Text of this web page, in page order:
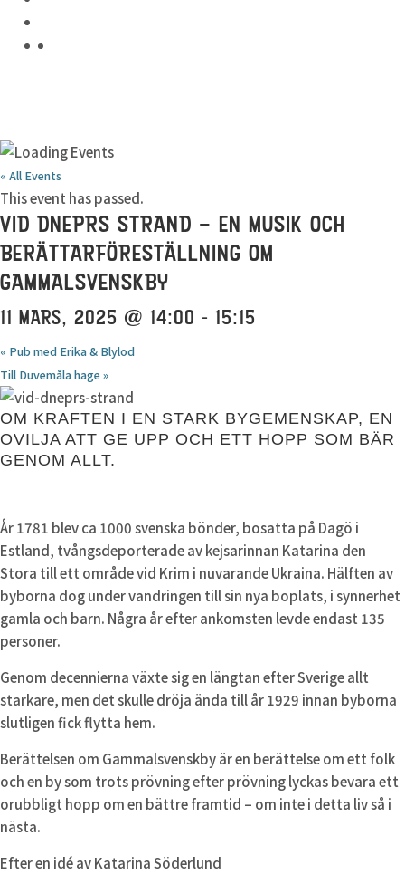
« All Events
This event has passed.
VID DNEPRS STRAND – EN MUSIK OCH
BERÄTTARFÖRESTÄLLNING OM
GAMMALSVENSKBY
11 MARS, 2025 @ 14:00 - 15:15
« Pub med Erika & Blylod
Till Duvemåla hage»
OM KRAFTEN I EN STARK BYGEMENSKAP, EN
OVILJA ATT GE UPP OCH ETT HOPP SOM BÄR
GENOM ALLT.
År 1781 blev ca 1000 svenska bönder, bosatta på Dagö i
Estland, tvångsdeporterade av kejsarinnan Katarina den
Stora till ett område vid Krim i nuvarande Ukraina. Hälften av
byborna dog under vandringen till sin nya boplats, i synnerhet
gamla och barn. Några år efter ankomsten levde endast 135
personer.
Genom decennierna växte sig en längtan efter Sverige allt
starkare, men det skulle dröja ända till år 1929 innan byborna
slutligen fick flytta hem.
Berättelsen om Gammalsvenskby är en berättelse om ett folk
och en by som trots prövning efter prövning lyckas bevara ett
orubbligt hopp om en bättre framtid – om inte i detta liv så i
nästa.
Efter en idé av Katarina Söderlund